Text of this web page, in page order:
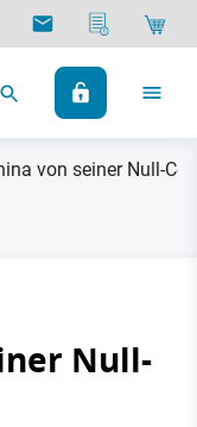
von seiner Null-
Null-